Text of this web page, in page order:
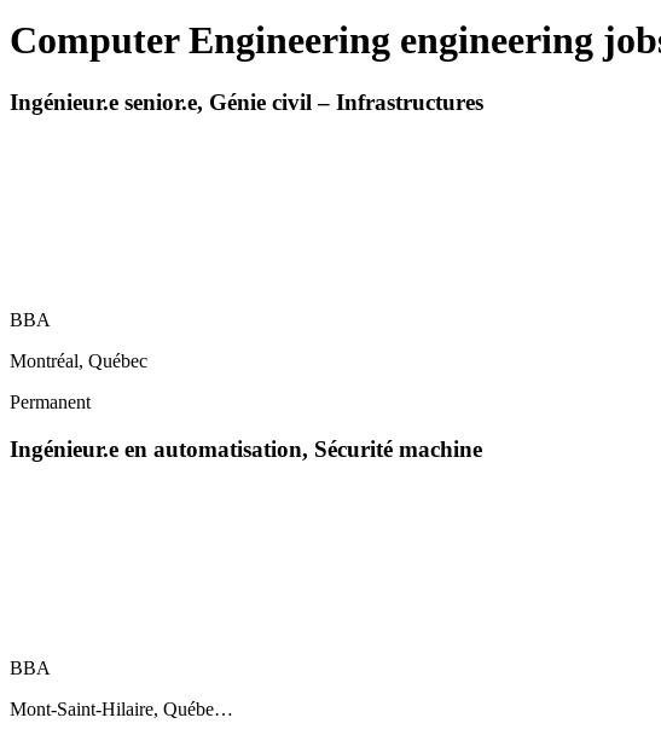
Computer Engineering engineering
Ingénieur.e senior.e, Génie civil – Infrastructures
BBA
Montréal, Québec
Permanent
Ingénieur.e en automatisation, Sécurité machine
BBA
Mont-Saint-Hilaire, Québe…